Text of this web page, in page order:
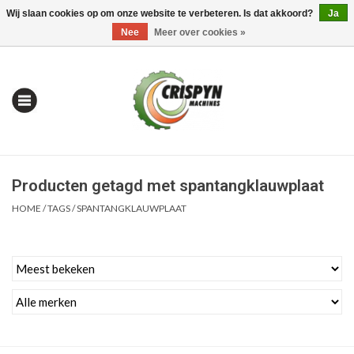
0 Artikelen - €0,00 Mijn account / Registreren
| Alles om te Meten |
Producten getagd met spantangklauwplaat
HOME /TAGS/SPANTANGKLAUWPLAAT
Wij slaan cookies op om onze website te verbeteren. Is dat akkoord?
Ja
Nee
Meer over cookies »